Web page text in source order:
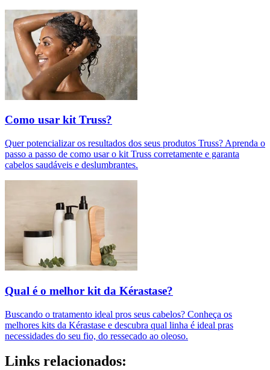
Como usar kit Truss?
Quer potencializar os resultados dos seus produtos Truss? Aprenda o
passo a passo de como usar o kit Truss corretamente e garanta
cabelos saudáveis e deslumbrantes.
Qual é o melhor kit da Kérastase?
Buscando o tratamento ideal pros seus cabelos? Conheça os
melhores kits da Kérastase e descubra qual linha é ideal pras
necessidades do seu fio, do ressecado ao oleoso.
Links relacionados: